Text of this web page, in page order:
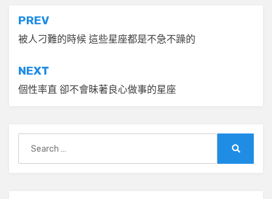
文
章
導
覽
PREV
被人刁難的時候 這些星座都是不急不躁的
NEXT
個性率直 卻不會昧著良心做事的星座
for: